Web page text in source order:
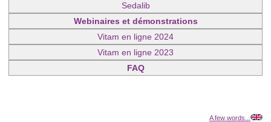
Sedalib
Webinaires et démonstrations
Vitam en ligne 2024
Vitam en ligne 2023
FAQ
A few words...